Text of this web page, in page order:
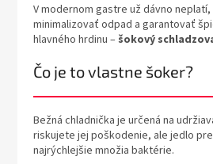
V modernom gastre už dávno
minimalizovať odpad a garantovať
hlavného hrdinu – šokový
Čo je to vlastne šoker?
Bežná chladnička je určená na
riskujete jej poškodenie, ale jedlo
najrýchlejšie množia baktérie.